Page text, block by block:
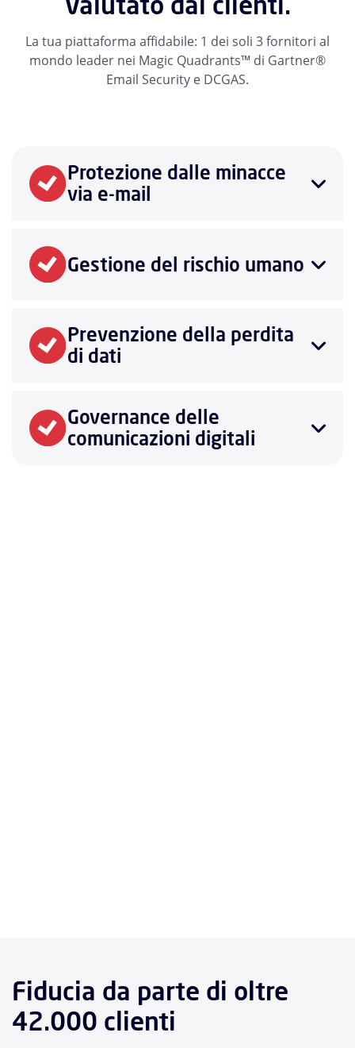
La tua piattaforma affidabile: 1 dei soli 3 fornitori al
mondo leader nei Magic Quadrants™ di Gartner®
Email Security e DCGAS.
Protezione dalle minacce
via e-mail
Gestione del rischio umano
Prevenzione della perdita
di dati
Governance delle
comunicazioni digitali
Fiducia da parte di oltre
42.000 clienti